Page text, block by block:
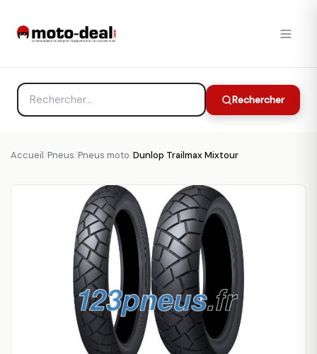
Rechercher
Accueil/Pneus/Pneus moto/Dunlop Trailmax Mixtour